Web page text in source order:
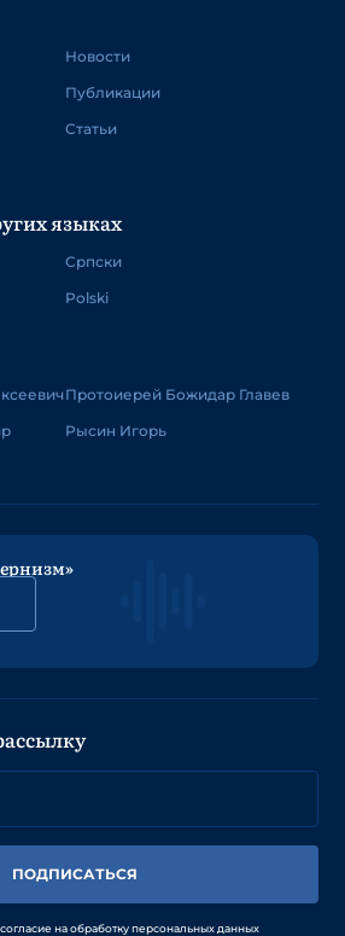
Новости
Публикации
Статьи
языках
Српски
Polski
Протоиерей Божидар Главев
Рысин Игорь
ПОДПИСАТЬСЯ
на обработку персональных данных